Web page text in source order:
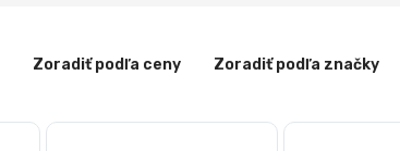
Zoradiť podľa ceny Zoradiť podľa značky